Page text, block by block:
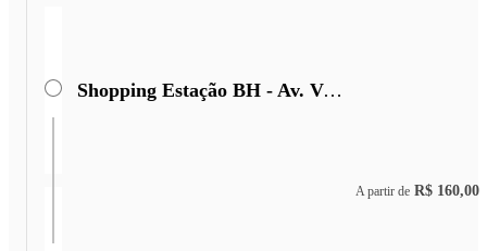
Shopping Estação BH - Av. Vilarinho
A partir de R$ 160,00